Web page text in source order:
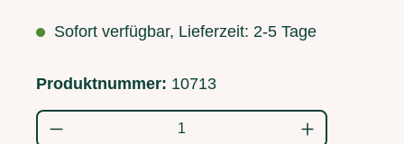
Sofort verfügbar, Lieferzeit: 2-5 Tage
Produktnummer: 10713
Produkt Anzahl: Gib den gewünschten